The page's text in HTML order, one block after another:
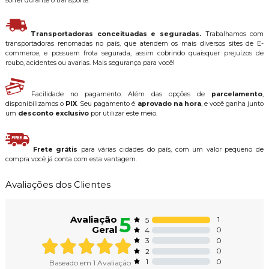
Transportadoras conceituadas e seguradas. Trabalhamos com
transportadoras renomadas no país, que atendem os mais diversos sites de E-
commerce, e possuem frota segurada, assim cobrindo quaisquer prejuízos de
roubo, acidentes ou avarias. Mais segurança para você!
Facilidade no pagamento. Além das opções de parcelamento,
disponibilizamos o PIX. Seu pagamento é aprovado na hora, e você ganha junto
um desconto exclusivopor utilizar este meio.
Frete grátis para várias cidades do país, com um valor pequeno de
compra você já conta com esta vantagem.
Avaliações dos Clientes
Avaliação
Geral5
Baseado em 1 Avaliação
5
1
4
0
3
0
2
0
1
0